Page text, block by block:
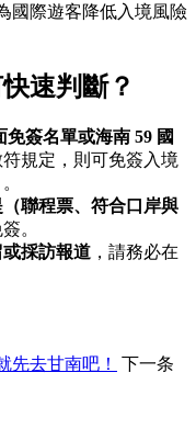
國際遊客降低入境風險
速判斷？
簽名單或海南 59 國
規定，則可免簽入境
聯程票、符合口岸與
。
採訪報道 ，請務必在
先去甘南吧！
下一条